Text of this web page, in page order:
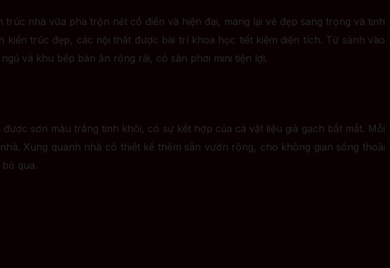
nhà vừa pha trộn nét cổ điển và hiện đại, mang lại vẻ đẹp sang trọng và tinh
trúc đẹp, các nội thất được bài trí khoa học tiết kiệm diện tích. Từ sảnh vào
và khu bếp bàn ăn rộng rãi, có sân phơi mini tiện lợi.
sơn màu trắng tinh khôi, có sự kết hợp của cá vật liệu giả gạch bắt mắt. Mỗi
Xung quanh nhà có thiết kế thêm sân vườn rộng, cho không gian sống thoải
qua.